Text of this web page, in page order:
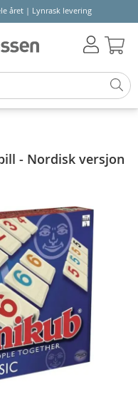
året | Lynrask levering
- Nordisk versjon